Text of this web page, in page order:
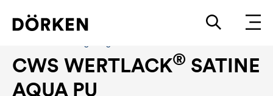
CWS WERTLACK® SATINE
AQUA PU